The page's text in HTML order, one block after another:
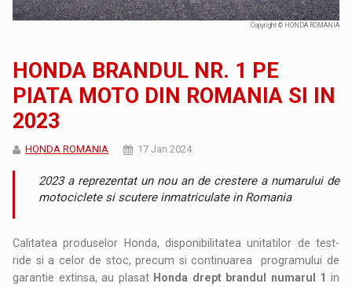
Copyright © HONDA ROMANIA
HONDA BRANDUL NR. 1 PE
PIATA MOTO DIN ROMANIA SI IN
2023
HONDA ROMANIA 17 Jan 2024
2023 a reprezentat un nou an de crestere a numarului de
motociclete si scutere inmatriculate in Romania
Calitatea produselor Honda, disponibilitatea unitatilor de test-
ride si a celor de stoc, precum si continuarea programului de
garantie extinsa, au plasat Honda drept brandul numarul 1 in